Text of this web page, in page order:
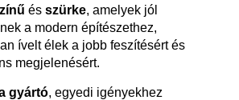
és szürke, amelyek jól
a modern építészethez,
ívelt élek a jobb feszítésért és
megjelenésért.
gyártó, egyedi igényekhez